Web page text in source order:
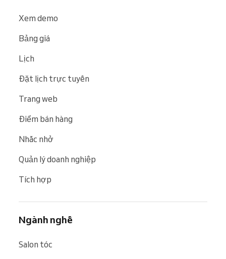
Xem demo
Bảng giá
Lịch
Đặt lịch trực tuyến
Trang web
Điểm bán hàng
Nhắc nhở
Quản lý doanh nghiệp
Tích hợp
Ngành nghề
Salon tóc